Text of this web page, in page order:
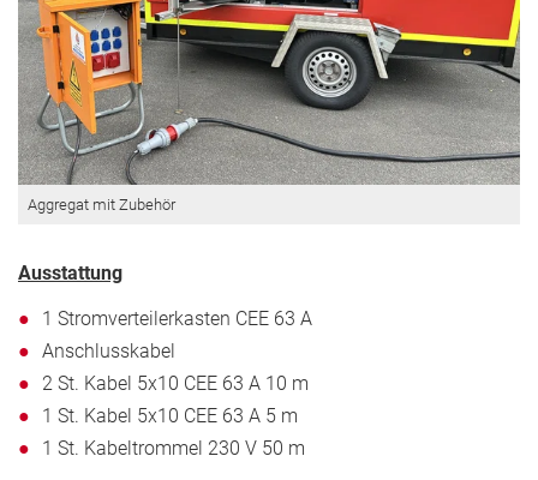
Aggregat mit Zubehör
Ausstattung
1 Stromverteilerkasten CEE 63 A
Anschlusskabel
2 St. Kabel 5x10 CEE 63 A 10 m
1 St. Kabel 5x10 CEE 63 A 5 m
1 St. Kabeltrommel 230 V 50 m